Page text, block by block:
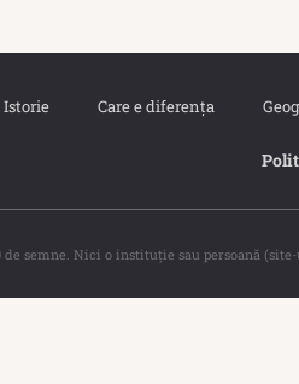
Istorie Care e diferența
de semne. Nici o instituţie sau persoană